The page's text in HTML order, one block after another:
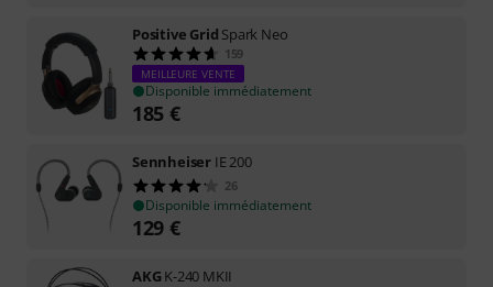
Positive Grid Spark Neo
159
MEILLEURE VENTE
Disponible immédiatement
185 €
Sennheiser IE 200
26
Disponible immédiatement
129 €
AKGK-240 MKII